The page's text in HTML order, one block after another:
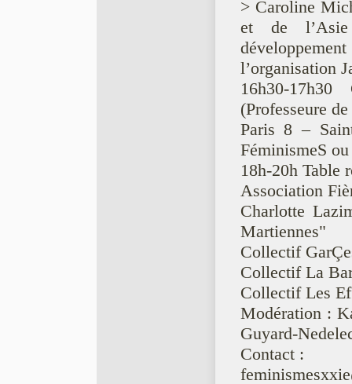
> Caroline
et de
l’organisation
16h30-
(Professeure
Paris 8 –
FéminismeS
18h-20h Table
Association
Charlotte
Martiennes"
Collectif
Collectif La
Collectif Les
Modération :
Guyard-
Contact :